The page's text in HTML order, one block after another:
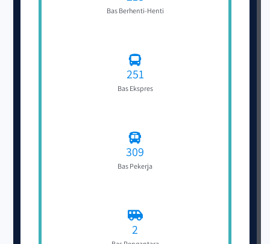
Bas Berhenti-Henti
251
Bas Ekspres
309
Bas Pekerja
2